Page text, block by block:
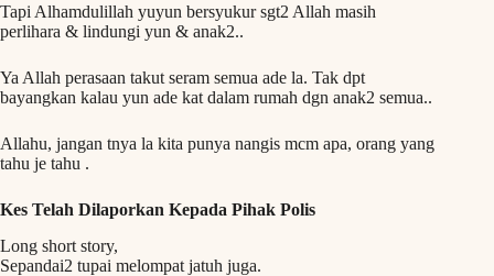
Tapi Alhamdulillah yuyun bersyukur sgt2 Allah masih
perlihara & lindungi yun & anak2..
Ya Allah perasaan takut seram semua ade la. Tak dpt
bayangkan kalau yun ade kat dalam rumah dgn anak2 semua..
Allahu, jangan tnya la kita punya nangis mcm apa, orang yang
tahu je tahu .
Kes Telah Dilaporkan Kepada Pihak Polis
Long short story,
Sepandai2 tupai melompat jatuh juga.